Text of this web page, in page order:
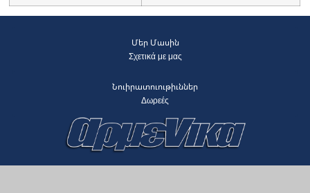
Մեր Մասին
Σχετικά με μας
Նուիրատուութիւններ
Δωρεές